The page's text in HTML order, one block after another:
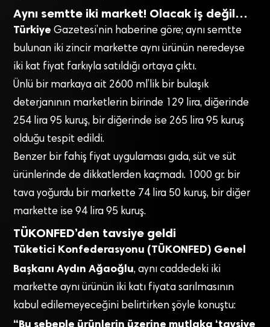
Aynı semtte iki market! Olacak iş değil…
Türkiye Gazetesi’nin haberine göre; aynı semtte
bulunan iki zincir markette aynı ürünün neredeyse
iki kat fiyat farkıyla satıldığı ortaya çıktı.
Ünlü bir markaya ait 2600 ml’lik bir bulaşık
deterjanının marketlerin birinde 129 lira, diğerinde
254 lira 95 kuruş, bir diğerinde ise 265 lira 95 kuruş
olduğu tespit edildi.
Benzer bir fahiş fiyat uygulaması gıda, süt ve süt
ürünlerinde de dikkatlerden kaçmadı. 1000 gr. bir
tava yoğurdu bir markette 74 lira 50 kuruş, bir diğer
markette ise 94 lira 95 kuruş.
TÜKONFED’den tavsiye geldi
Tüketici Konfederasyonu (TÜKONFED) Genel
Başkanı Aydın Ağaoğlu, aynı caddedeki iki
markette aynı ürünün iki katı fiyata sarılmasının
kabul edilemeyeceğini belirtirken şöyle konuştu:
“Bu sebeple ürünlerin üzerine mutlaka ‘tavsiye